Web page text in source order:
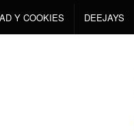
Y COOKIES DEEJAYS